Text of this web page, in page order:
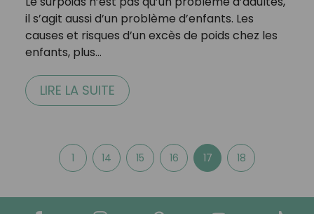
il s’agit aussi d’un problème d’enfants. Les
causes et risques d’un excès de poids chez les
enfants, plus…
LIRE LA SUITE
1 14 15 16 17 18